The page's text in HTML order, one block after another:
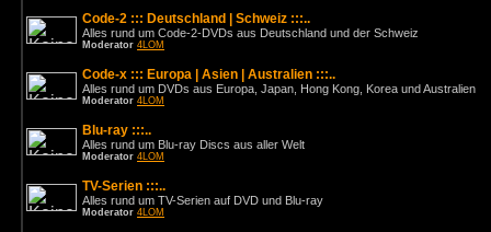
Code-2 ::: Deutschland | Schweiz :::..
Alles rund um Code-2-DVDs aus Deutschland und der Schweiz
Moderator 4LOM
Code-x ::: Europa | Asien | Australien :::..
Alles rund um DVDs aus Europa, Japan, Hong Kong, Korea und Australien
Moderator 4LOM
Blu-ray :::..
Alles rund um Blu-ray Discs aus aller Welt
Moderator 4LOM
TV-Serien :::..
Alles rund um TV-Serien auf DVD und Blu-ray
Moderator 4LOM